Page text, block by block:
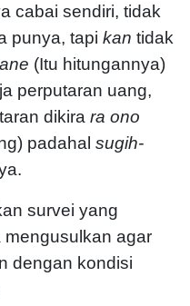
cabai sendiri, tidak
punya, tapi kan tidak
(Itu hitungannya)
perputaran uang,
dikira ra ono
padahal sugih-
survei yang
mengusulkan agar
dengan kondisi